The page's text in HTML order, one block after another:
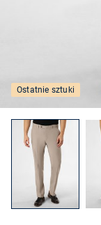
Ostatnie sztuki